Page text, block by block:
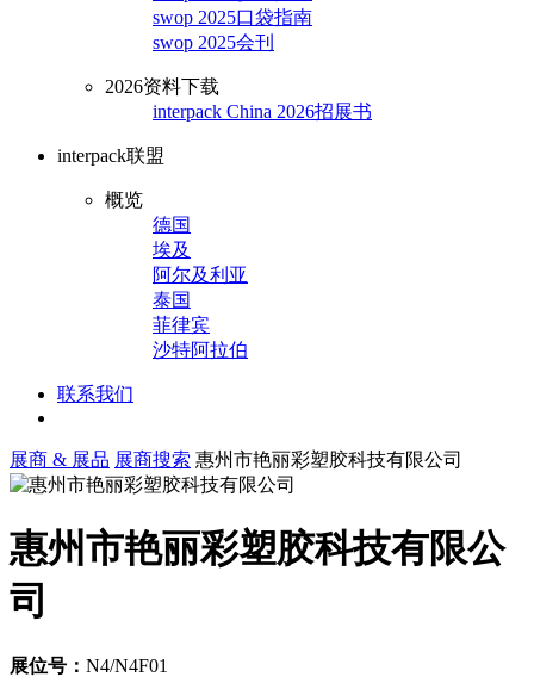
swop 2025口袋指南
swop 2025会刊
2026资料下载
interpack China 2026招展书
interpack联盟
概览
德国
埃及
阿尔及利亚
泰国
菲律宾
沙特阿拉伯
联系我们
展商 & 展品 展商搜索 惠州市艳丽彩塑胶科技有限公司
惠州市艳丽彩塑胶科技有限公
司
展位号： N4/N4F01